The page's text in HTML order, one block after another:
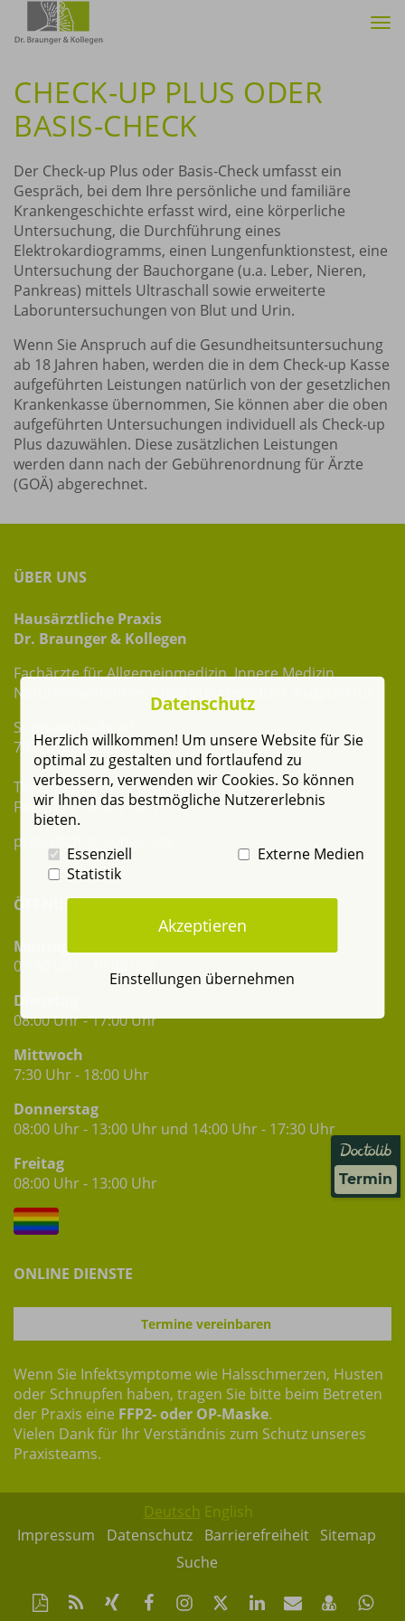
CHECK-UP PLUS ODER
BASIS-CHECK
Der Check-up Plus oder Basis-Check umfasst ein
Gespräch, bei dem Ihre persönliche und familiäre
Krankengeschichte erfasst wird, eine körperliche
Untersuchung, die Durchführung eines
Elektrokardiogramms, einen Lungenfunktionstest, eine
Untersuchung der Bauchorgane (u.a. Leber, Nieren,
Pankreas) mittels Ultraschall sowie erweiterte
Laboruntersuchungen von Blut und Urin.
Wenn Sie Anspruch auf die Gesundheitsuntersuchung
ab 18 Jahren haben, werden die in dem Check-up Kasse
aufgeführten Leistungen natürlich von der gesetzlichen
Krankenkasse übernommen, Sie können aber die oben
aufgeführten Untersuchungen individuell als Check-up
Plus dazuwählen. Diese zusätzlichen Leistungen
werden dann nach der Gebührenordnung für Ärzte
(GOÄ) abgerechnet.
ÜBER UNS
Hausärztliche Praxis
Dr. Braunger & Kollegen
Fachärzte für Allgemeinmedizin, Innere Medizin
Naturheilverfahren, Ernährungsmedizin, Akupunktur
Sophienstraße 40
70178 Stuttgart
Tel.: 0711 / 674 11 674
Fax: 0711 / 674 11 677
praxis@dr-braunger.de
ÖFFNUNGSZEITEN
Montag
07:30 Uhr - 18:00 Uhr
Dienstag
08:00 Uhr - 17:00 Uhr
Mittwoch
7:30 Uhr - 18:00 Uhr
Donnerstag
08:00 Uhr - 13:00 Uhr und 14:00 Uhr - 17:30 Uhr
Freitag
08:00 Uhr - 13:00 Uhr
ONLINE DIENSTE
Termine vereinbaren
Wenn Sie Infektsymptome wie Halsschmerzen, Husten
oder Schnupfen haben, tragen Sie bitte beim Betreten
der Praxis eine FFP2- oder OP-Maske.
Vielen Dank für Ihr Verständnis zum Schutz unseres
Praxisteams.
Termin
Deutsch English
Impressum
Datenschutz Barrierefreiheit
Sitemap
Suche
Diese
Seite
RSS-
Feed
Auf
Xing
Auf
Facebook
Instagram-
Seite
Auf
Twitter
Auf
LinkedIn
Per
Mail
vCard
Datenschutz
Herzlich willkommen! Um unsere Website für Sie
optimal zu gestalten und fortlaufend zu
verbessern, verwenden wir Cookies. So können
wir Ihnen das bestmögliche Nutzererlebnis
bieten.
Essenziell
Externe Medien
Statistik
Akzeptieren
Einstellungen übernehmen